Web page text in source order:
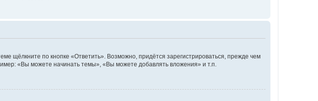
щёлкните по кнопке «Ответить». Возможно, придётся зарегистрироваться, прежде чем
«Вы можете начинать темы», «Вы можете добавлять вложения» и т.п.